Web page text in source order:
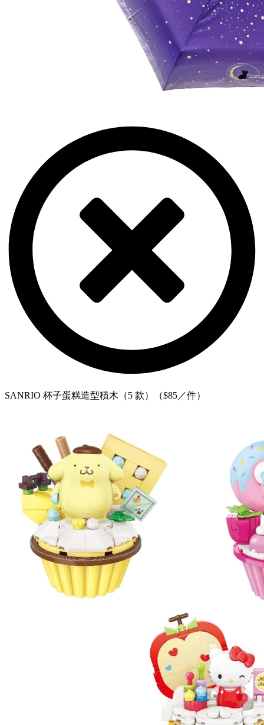
SANRIO 杯子蛋糕造型積木（5 款）（$85／件）